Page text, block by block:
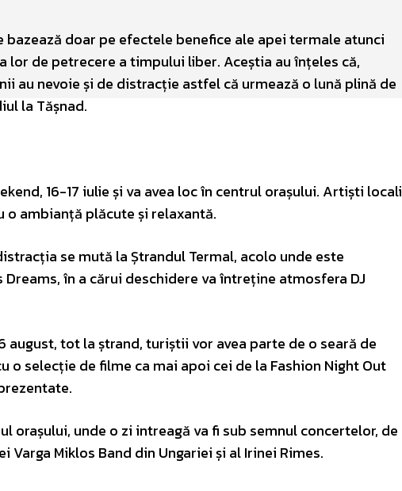
bazează doar pe efectele benefice ale apei termale atunci
de petrecere a timpului liber. Aceștia au înțeles că,
au nevoie și de distracție astfel că urmează o lună plină de
la Tășnad.
16-17 iulie și va avea loc în centrul orașului. Artiști locali
ambianță plăcute și relaxantă.
se mută la Ștrandul Termal, acolo unde este
în a cărui deschidere va întreține atmosfera DJ
august, tot la ștrand, turiștii vor avea parte de o seară de
o selecție de filme ca mai apoi cei de la Fashion Night Out
orașului, unde o zi intreagă va fi sub semnul concertelor, de
Miklos Band din Ungariei și al Irinei Rimes.